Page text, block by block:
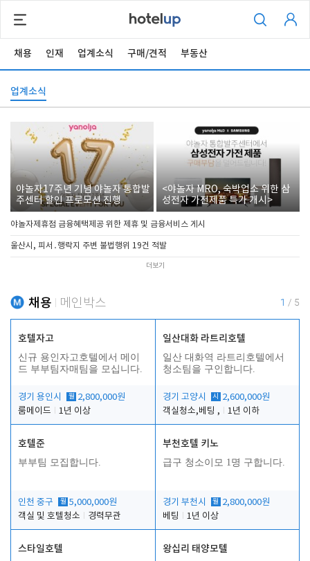
채용 인재 업계소식 구매/견적 부동산
업계소식
야놀자17주년 기념 야놀자 통합발
주센터 할인 프로모션 진행
<야놀자 MRO, 숙박업소 위한 삼
성전자 가전제품 특가 개시>
야놀자제휴점 금융혜택제공 위한 제휴 및 금융서비스 게시
울산시, 피서․행락지 주변 불법행위 19건 적발
더보기
채용 메인박스 1 / 5
호텔자고
신규 용인자고호텔에서 메이
드 부부팀자매팀을 모십니다.
경기 용인시 월 2,800,000원
룸메이드
1년 이상
일산대화 라트리호텔
일산 대화역 라트리호텔에서
청소팀을 구인합니다.
경기 고양시 시
2,600,000원
객실청소,베팅 ,
1년 이하
호텔준
부부팀 모집합니다.
인천 중구 월 5,000,000원
객실 및 호텔청소
경력무관
부천호텔 키노
급구 청소이모 1명 구합니다.
경기 부천시 월 2,800,000원
베팅
1년 이상
스타일호텔 왕십리 태양모텔